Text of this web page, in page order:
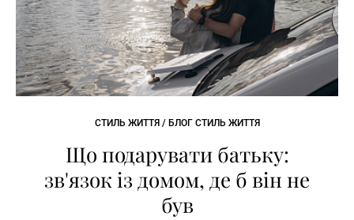
СТИЛЬ ЖИТТЯ / БЛОГ СТИЛЬ ЖИТТЯ
Що подарувати батьку:
зв'язок із домом, де б він не
був